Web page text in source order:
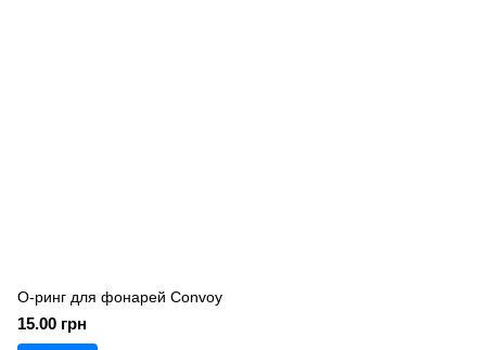
О-ринг для фонарей Convoy
15.00 грн